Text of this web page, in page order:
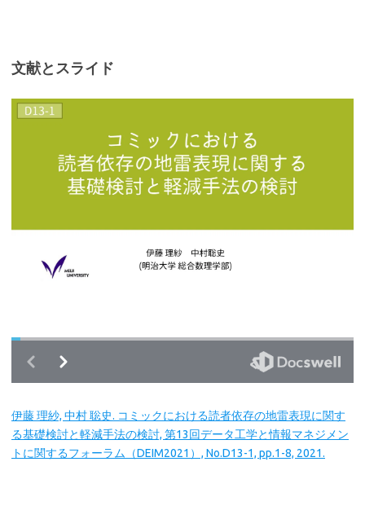
文献とスライド
伊藤 理紗, 中村 聡史. コミックにおける読者依存の地雷表現に関す
る基礎検討と軽減手法の検討, 第13回データ工学と情報マネジメン
トに関するフォーラム（DEIM2021）, No.D13-1, pp.1-8, 2021.